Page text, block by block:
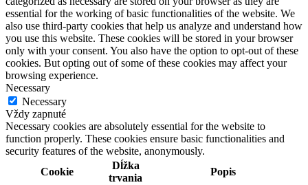
essential for the working of basic functionalities of the website. We
also use third-party cookies that help us analyze and understand how
you use this website. These cookies will be stored in your browser
only with your consent. You also have the option to opt-out of these
cookies. But opting out of some of these cookies may affect your
browsing experience.
Necessary
Necessary
Vždy zapnuté
Necessary cookies are absolutely essential for the website to
function properly. These cookies ensure basic functionalities and
security features of the website, anonymously.
Cookie
Dĺžka
trvania
Popis